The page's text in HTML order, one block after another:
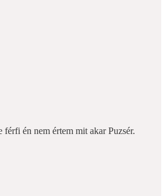
én nem értem mit akar Puzsér.